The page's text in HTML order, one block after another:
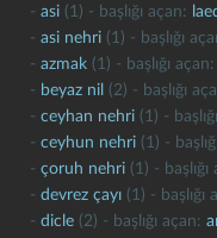
- asi (1) - başlığı açan:
- asi nehri (1) - başlığı
- azmak (1) - başlığı açan:
- beyaz nil (2) - başlığı
- ceyhan nehri (1) -
- ceyhun nehri (1) -
- çoruh nehri (1) - başlığı
- devrez çayı (1) - başlığı
- dicle (2) - başlığı açan: